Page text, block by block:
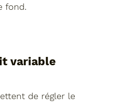
fond.
variable
de régler le